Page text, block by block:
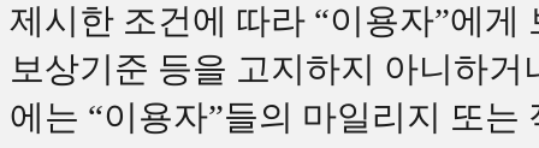
제시한 조건에 따라 “이용자”에
보상기준 등을 고지하지 아니하
에는 “이용자”들의 마일리지 또